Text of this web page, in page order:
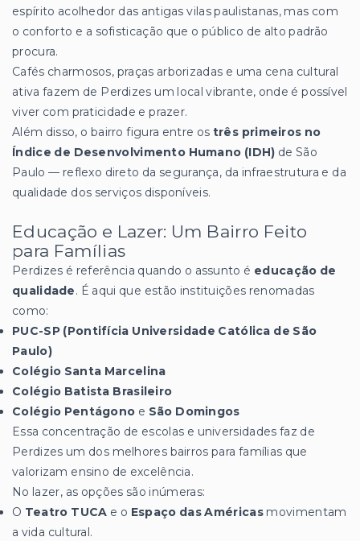
espírito acolhedor das antigas vilas paulistanas, mas com
o conforto e a sofisticação que o público de alto padrão
procura.
Cafés charmosos, praças arborizadas e uma cena cultural
ativa fazem de Perdizes um local vibrante, onde é possível
viver com praticidade e prazer.
Além disso, o bairro figura entre os três primeiros no
Índice de Desenvolvimento Humano (IDH) de São
Paulo — reflexo direto da segurança, da infraestrutura e da
qualidade dos serviços disponíveis.
Educação e Lazer: Um Bairro Feito
para Famílias
Perdizes é referência quando o assunto é educação de
qualidade. É aqui que estão instituições renomadas
como:
PUC-SP (Pontifícia Universidade Católica de São
Paulo)
Colégio Santa Marcelina
Colégio Batista Brasileiro
Colégio Pentágono e São Domingos
Essa concentração de escolas e universidades faz de
Perdizes um dos melhores bairros para famílias que
valorizam ensino de excelência.
No lazer, as opções são inúmeras:
O Teatro TUCA e o Espaço das Américasmovimentam
a vida cultural.